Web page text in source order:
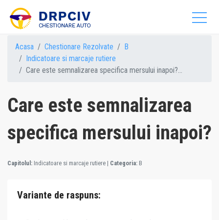
Acasa Chestionare Rezolvate
B
Indicatoare si marcaje rutiere
Care este semnalizarea specifica mersului inapoi?...
Care este semnalizarea
specifica mersului inapoi?
Capitolul: Indicatoare si marcaje rutiere | Categoria: B
Variante de raspuns: